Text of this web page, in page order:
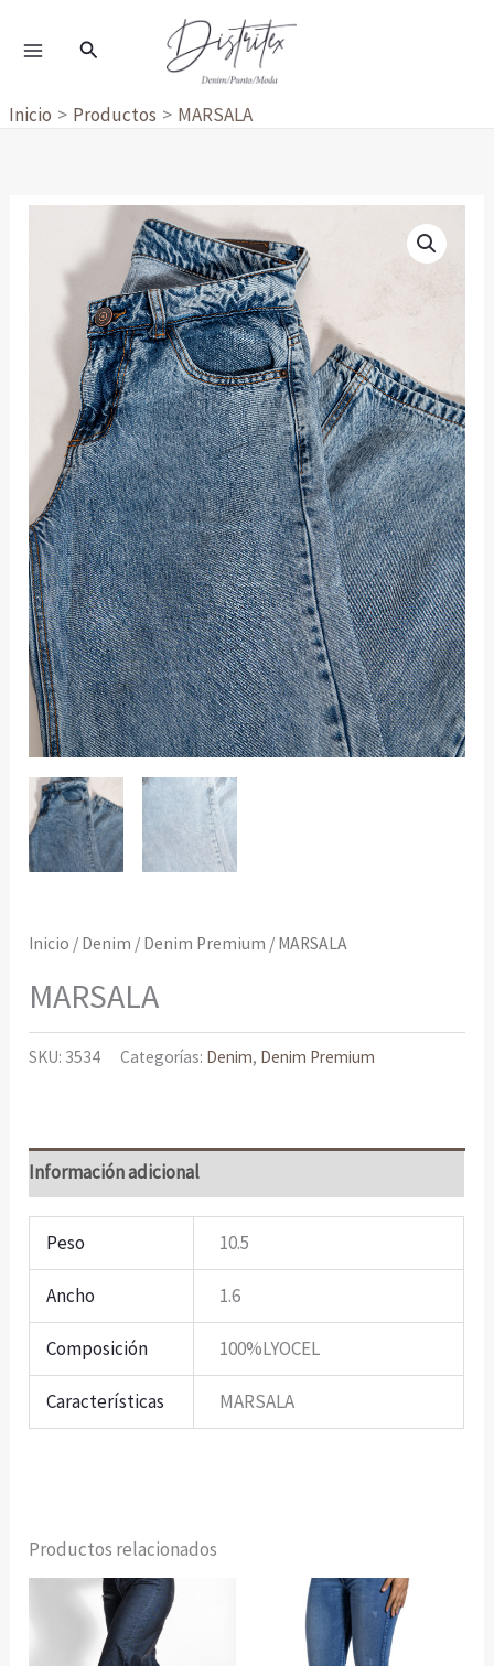
Buscar
Inicio Productos MARSALA
Inicio / Denim / Denim Premium / MARSALA
MARSALA
SKU: 3534 Categorías: Denim, Denim Premium
Información adicional
Peso 10.5
Ancho 1.6
Composición 100%LYOCEL
Características MARSALA
Productos relacionados